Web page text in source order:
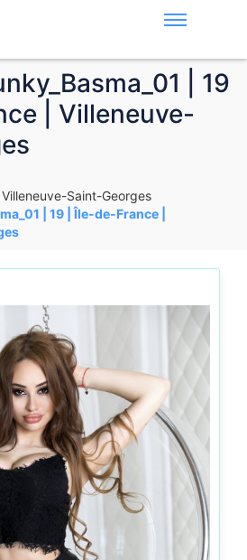
| 19
| Villeneuve-
Villeneuve-Saint-Georges
| 19 | Île-de-France |